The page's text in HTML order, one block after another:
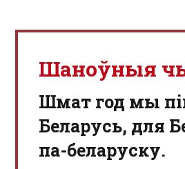
Шаноўныя
Шмат год мы
Беларусь, для
па-беларуску.